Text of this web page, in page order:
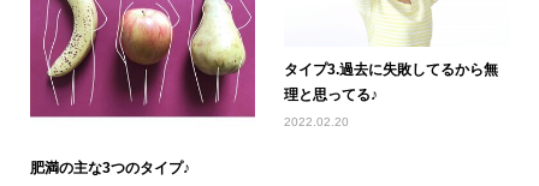
肥満の主な3つのタイプ♪
タイプ3.過去に失敗してるから無
理と思ってる♪
2022.02.20